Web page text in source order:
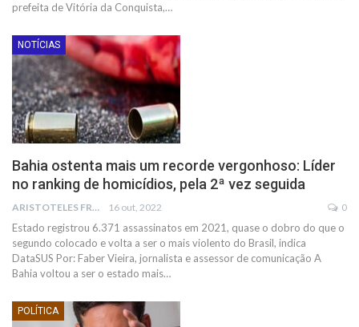
prefeita de Vitória da Conquista,…
NOTÍCIAS
Bahia ostenta mais um recorde vergonhoso: Líder
no ranking de homicídios, pela 2ª vez seguida
ARISTOTELES FRANCO 16 out, 2022 0
Estado registrou 6.371 assassinatos em 2021, quase o dobro do que o
segundo colocado e volta a ser o mais violento do Brasil, indica
DataSUS Por: Faber Vieira, jornalista e assessor de comunicação A
Bahia voltou a ser o estado mais…
POLÍTICA